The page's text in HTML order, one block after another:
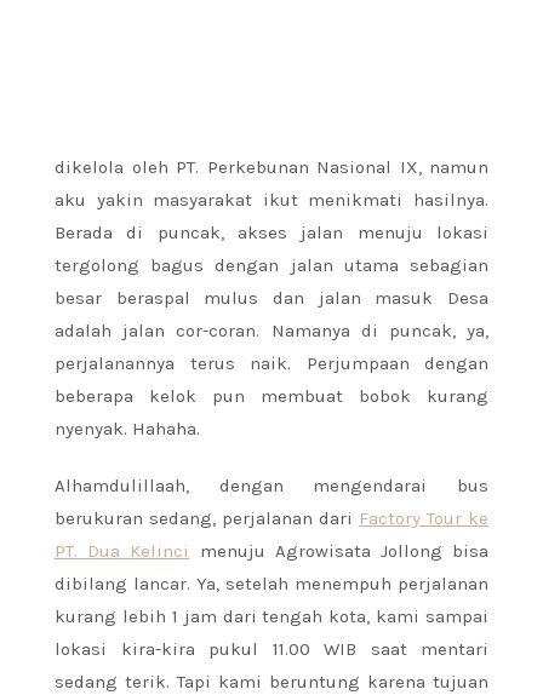
dikelola oleh PT. Perkebunan Nasional IX, namun
aku yakin masyarakat ikut menikmati hasilnya.
Berada di puncak, akses jalan menuju lokasi
tergolong bagus dengan jalan utama sebagian
besar beraspal mulus dan jalan masuk Desa
adalah jalan cor-coran. Namanya di puncak, ya,
perjalanannya terus naik. Perjumpaan dengan
beberapa kelok pun membuat bobok kurang
nyenyak. Hahaha.
Alhamdulillaah, dengan mengendarai bus
berukuran sedang, perjalanan dari Factory Tour ke
PT. Dua Kelinci
menuju Agrowisata Jollong bisa
dibilang lancar. Ya, setelah menempuh perjalanan
kurang lebih 1 jam dari tengah kota, kami sampai
lokasi kira-kira pukul 11.00 WIB saat mentari
sedang terik. Tapi kami beruntung karena tujuan